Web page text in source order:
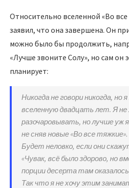
Относительно вселенной «Во все
заявил, что она завершена. Он
можно было бы продолжить,
«Лучше звоните Солу», но сам он
планирует:
Никогда не говори никогда,
вселенную двадцать лет. Я не
разочаровывать, но лучше уж
не сняв новые «Во все тяжкие».
Будет неловко, если они
«Чувак, всё было здорово, но
порции десерта там оказалось
Так что я не хочу этим